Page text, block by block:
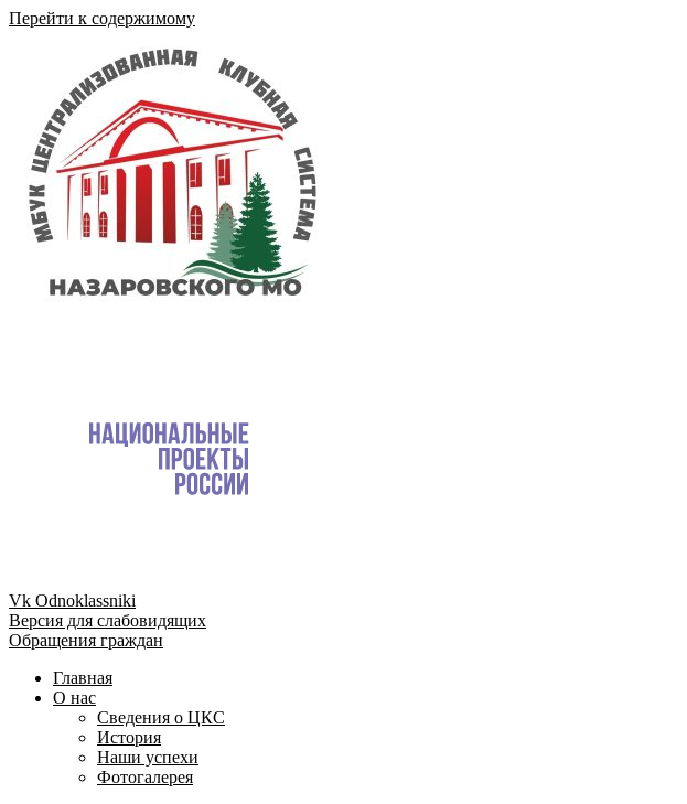
Перейти к содержимому
Vk Odnoklassniki
Версия для слабовидящих
Обращения граждан
Главная
О нас
Сведения о ЦКС
История
Наши успехи
Фотогалерея